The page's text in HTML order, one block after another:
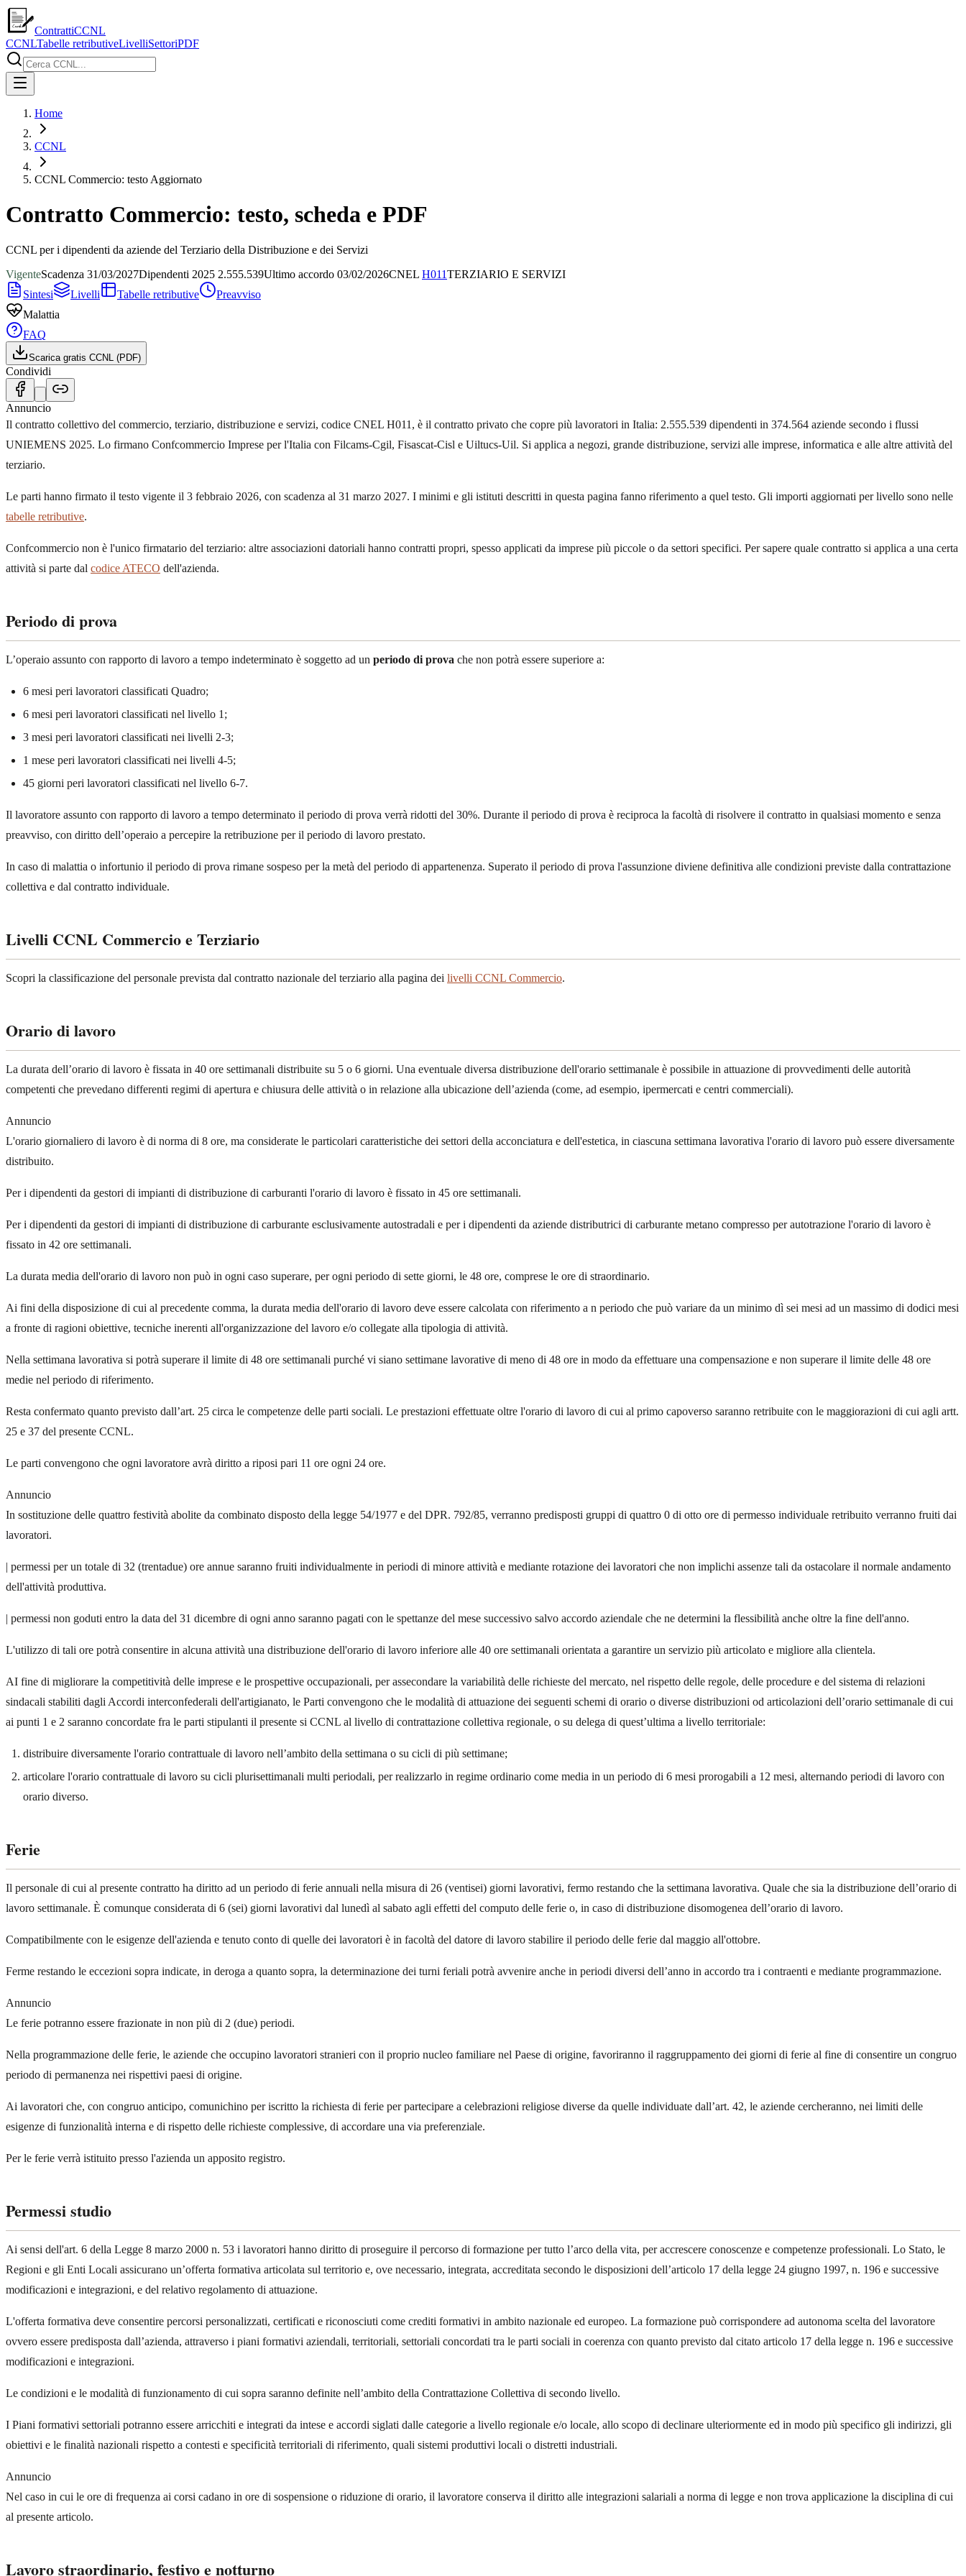
ContrattiCCNL
CCNLTabelle retributiveLivelliSettoriPDF
Home
CCNL
CCNL Commercio: testo Aggiornato
Contratto Commercio: testo, scheda e PDF
CCNL per i dipendenti da aziende del Terziario della Distribuzione e dei Servizi
VigenteScadenza 31/03/2027Dipendenti 2025 2.555.539Ultimo accordo 03/02/2026CNEL H011TERZIARIO E SERVIZI
Sintesi
Livelli Tabelle retributive
Preavviso
Malattia
FAQ
Scarica gratis CCNL (PDF)
Condividi
Annuncio
Il contratto collettivo del commercio, terziario, distribuzione e servizi, codice CNEL H011, è il contratto privato che copre più lavoratori in Italia: 2.555.539 dipendenti in 374.564 aziende secondo i flussi
UNIEMENS 2025. Lo firmano Confcommercio Imprese per l'Italia con Filcams-Cgil, Fisascat-Cisl e Uiltucs-Uil. Si applica a negozi, grande distribuzione, servizi alle imprese, informatica e alle altre attività del
terziario.
Le parti hanno firmato il testo vigente il 3 febbraio 2026, con scadenza al 31 marzo 2027. I minimi e gli istituti descritti in questa pagina fanno riferimento a quel testo. Gli importi aggiornati per livello sono nelle
tabelle retributive.
Confcommercio non è l'unico firmatario del terziario: altre associazioni datoriali hanno contratti propri, spesso applicati da imprese più piccole o da settori specifici. Per sapere quale contratto si applica a una certa
attività si parte dal codice ATECO dell'azienda.
Periodo di prova
L’operaio assunto con rapporto di lavoro a tempo indeterminato è soggetto ad un periodo di prova che non potrà essere superiore a:
6 mesi peri lavoratori classificati Quadro;
6 mesi peri lavoratori classificati nel livello 1;
3 mesi peri lavoratori classificati nei livelli 2-3;
1 mese peri lavoratori classificati nei livelli 4-5;
45 giorni peri lavoratori classificati nel livello 6-7.
Il lavoratore assunto con rapporto di lavoro a tempo determinato il periodo di prova verrà ridotti del 30%. Durante il periodo di prova è reciproca la facoltà di risolvere il contratto in qualsiasi momento e senza
preavviso, con diritto dell’operaio a percepire la retribuzione per il periodo di lavoro prestato.
In caso di malattia o infortunio il periodo di prova rimane sospeso per la metà del periodo di appartenenza. Superato il periodo di prova l'assunzione diviene definitiva alle condizioni previste dalla contrattazione
collettiva e dal contratto individuale.
Livelli CCNL Commercio e Terziario
Scopri la classificazione del personale prevista dal contratto nazionale del terziario alla pagina dei livelli CCNL Commercio.
Orario di lavoro
La durata dell’orario di lavoro è fissata in 40 ore settimanali distribuite su 5 o 6 giorni. Una eventuale diversa distribuzione dell'orario settimanale è possibile in attuazione di provvedimenti delle autorità
competenti che prevedano differenti regimi di apertura e chiusura delle attività o in relazione alla ubicazione dell’azienda (come, ad esempio, ipermercati e centri commerciali).
Annuncio
L'orario giornaliero di lavoro è di norma di 8 ore, ma considerate le particolari caratteristiche dei settori della acconciatura e dell'estetica, in ciascuna settimana lavorativa l'orario di lavoro può essere diversamente
distribuito.
Per i dipendenti da gestori di impianti di distribuzione di carburanti l'orario di lavoro è fissato in 45 ore settimanali.
Per i dipendenti da gestori di impianti di distribuzione di carburante esclusivamente autostradali e per i dipendenti da aziende distributrici di carburante metano compresso per autotrazione l'orario di lavoro è
fissato in 42 ore settimanali.
La durata media dell'orario di lavoro non può in ogni caso superare, per ogni periodo di sette giorni, le 48 ore, comprese le ore di straordinario.
Ai fini della disposizione di cui al precedente comma, la durata media dell'orario di lavoro deve essere calcolata con riferimento a n periodo che può variare da un minimo dì sei mesi ad un massimo di dodici mesi
a fronte di ragioni obiettive, tecniche inerenti all'organizzazione del lavoro e/o collegate alla tipologia di attività.
Nella settimana lavorativa si potrà superare il limite di 48 ore settimanali purché vi siano settimane lavorative di meno di 48 ore in modo da effettuare una compensazione e non superare il limite delle 48 ore
medie nel periodo di riferimento.
Resta confermato quanto previsto dall’art. 25 circa le competenze delle parti sociali. Le prestazioni effettuate oltre l'orario di lavoro di cui al primo capoverso saranno retribuite con le maggiorazioni di cui agli artt.
25 e 37 del presente CCNL.
Le parti convengono che ogni lavoratore avrà diritto a riposi pari 11 ore ogni 24 ore.
Annuncio
In sostituzione delle quattro festività abolite da combinato disposto della legge 54/1977 e del DPR. 792/85, verranno predisposti gruppi di quattro 0 di otto ore di permesso individuale retribuito verranno fruiti dai
lavoratori.
| permessi per un totale di 32 (trentadue) ore annue saranno fruiti individualmente in periodi di minore attività e mediante rotazione dei lavoratori che non implichi assenze tali da ostacolare il normale andamento
dell'attività produttiva.
| permessi non goduti entro la data del 31 dicembre di ogni anno saranno pagati con le spettanze del mese successivo salvo accordo aziendale che ne determini la flessibilità anche oltre la fine dell'anno.
L'utilizzo di tali ore potrà consentire in alcuna attività una distribuzione dell'orario di lavoro inferiore alle 40 ore settimanali orientata a garantire un servizio più articolato e migliore alla clientela.
AI fine di migliorare la competitività delle imprese e le prospettive occupazionali, per assecondare la variabilità delle richieste del mercato, nel rispetto delle regole, delle procedure e del sistema di relazioni
sindacali stabiliti dagli Accordi interconfederali dell'artigianato, le Parti convengono che le modalità di attuazione dei seguenti schemi di orario o diverse distribuzioni od articolazioni dell’orario settimanale di cui
ai punti 1 e 2 saranno concordate fra le parti stipulanti il presente si CCNL al livello di contrattazione collettiva regionale, o su delega di quest’ultima a livello territoriale:
distribuire diversamente l'orario contrattuale di lavoro nell’ambito della settimana o su cicli di più settimane;
articolare l'orario contrattuale di lavoro su cicli plurisettimanali multi periodali, per realizzarlo in regime ordinario come media in un periodo di 6 mesi prorogabili a 12 mesi, alternando periodi di lavoro con
orario diverso.
Ferie
Il personale di cui al presente contratto ha diritto ad un periodo di ferie annuali nella misura di 26 (ventisei) giorni lavorativi, fermo restando che la settimana lavorativa. Quale che sia la distribuzione dell’orario di
lavoro settimanale. È comunque considerata di 6 (sei) giorni lavorativi dal lunedì al sabato agli effetti del computo delle ferie o, in caso di distribuzione disomogenea dell’orario di lavoro.
Compatibilmente con le esigenze dell'azienda e tenuto conto di quelle dei lavoratori è in facoltà del datore di lavoro stabilire il periodo delle ferie dal maggio all'ottobre.
Ferme restando le eccezioni sopra indicate, in deroga a quanto sopra, la determinazione dei turni feriali potrà avvenire anche in periodi diversi dell’anno in accordo tra i contraenti e mediante programmazione.
Annuncio
Le ferie potranno essere frazionate in non più di 2 (due) periodi.
Nella programmazione delle ferie, le aziende che occupino lavoratori stranieri con il proprio nucleo familiare nel Paese di origine, favoriranno il raggruppamento dei giorni di ferie al fine di consentire un congruo
periodo di permanenza nei rispettivi paesi di origine.
Ai lavoratori che, con congruo anticipo, comunichino per iscritto la richiesta di ferie per partecipare a celebrazioni religiose diverse da quelle individuate dall’art. 42, le aziende cercheranno, nei limiti delle
esigenze di funzionalità interna e di rispetto delle richieste complessive, di accordare una via preferenziale.
Per le ferie verrà istituito presso l'azienda un apposito registro.
Permessi studio
Ai sensi dell'art. 6 della Legge 8 marzo 2000 n. 53 i lavoratori hanno diritto di proseguire il percorso di formazione per tutto l’arco della vita, per accrescere conoscenze e competenze professionali. Lo Stato, le
Regioni e gli Enti Locali assicurano un’offerta formativa articolata sul territorio e, ove necessario, integrata, accreditata secondo le disposizioni dell’articolo 17 della legge 24 giugno 1997, n. 196 e successive
modificazioni e integrazioni, e del relativo regolamento di attuazione.
L'offerta formativa deve consentire percorsi personalizzati, certificati e riconosciuti come crediti formativi in ambito nazionale ed europeo. La formazione può corrispondere ad autonoma scelta del lavoratore
ovvero essere predisposta dall’azienda, attraverso i piani formativi aziendali, territoriali, settoriali concordati tra le parti sociali in coerenza con quanto previsto dal citato articolo 17 della legge n. 196 e successive
modificazioni e integrazioni.
Le condizioni e le modalità di funzionamento di cui sopra saranno definite nell’ambito della Contrattazione Collettiva di secondo livello.
I Piani formativi settoriali potranno essere arricchiti e integrati da intese e accordi siglati dalle categorie a livello regionale e/o locale, allo scopo di declinare ulteriormente ed in modo più specifico gli indirizzi, gli
obiettivi e le finalità nazionali rispetto a contesti e specificità territoriali di riferimento, quali sistemi produttivi locali o distretti industriali.
Annuncio
Nel caso in cui le ore di frequenza ai corsi cadano in ore di sospensione o riduzione di orario, il lavoratore conserva il diritto alle integrazioni salariali a norma di legge e non trova applicazione la disciplina di cui
al presente articolo.
Lavoro straordinario, festivo e notturno